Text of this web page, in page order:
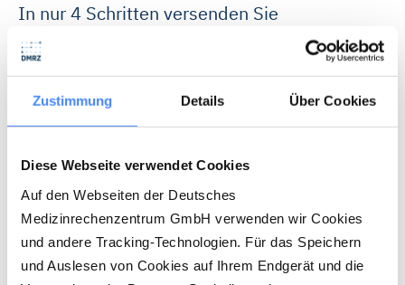
Zustimmung Details Über Cookies
Diese Webseite verwendet Cookies
Auf den Webseiten der Deutsches
Medizinrechenzentrum GmbH verwenden wir Cookies
und andere Tracking-Technologien. Für das Speichern
und Auslesen von Cookies auf Ihrem Endgerät und die
In nur 4 Schritten versenden Sie
zurückgestellte Rechnungen
DMRZ.de-Zugang im Menü auf den
den kleinen Pfeil hinter dem Suchfeld und
wählen "Zurückgestellt anzeigen" aus.